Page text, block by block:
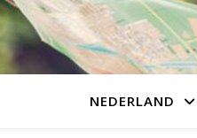
NEDERLAND